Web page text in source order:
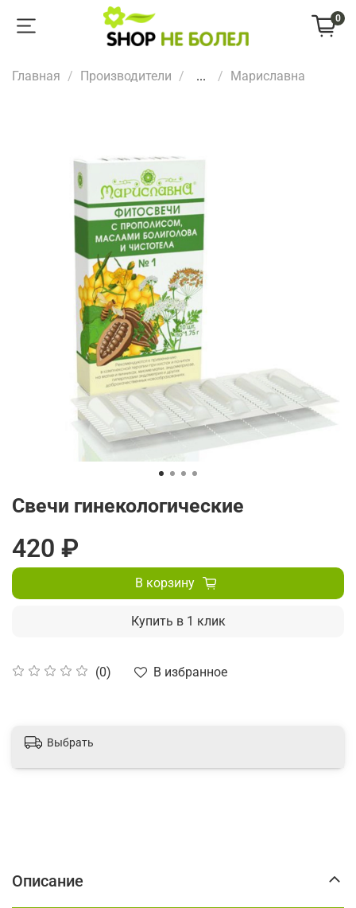
0
Главная Производители ... Мариславна
Свечи гинекологические
(0) В избранное
420 ₽
В корзину
Купить в 1 клик
Выбрать
Описание